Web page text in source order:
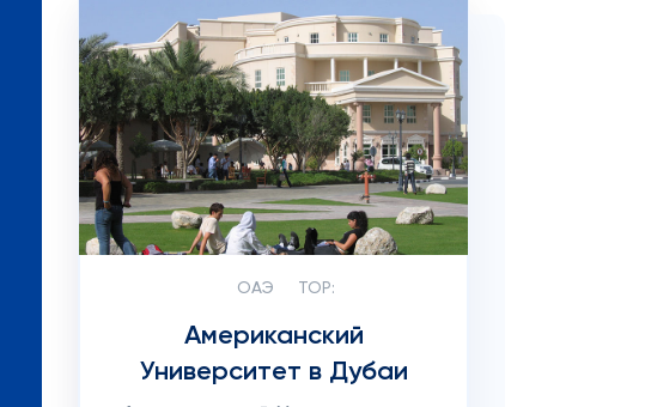
ОАЭ TOP:
Американский
Университет в Дубаи